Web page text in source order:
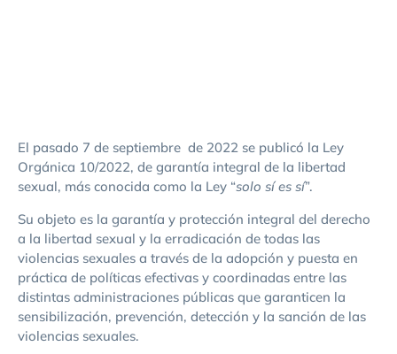
El pasado 7 de septiembre de 2022 se publicó la Ley
Orgánica 10/2022, de garantía integral de la libertad
sexual, más conocida como la Ley “solo sí es sí”.
Su objeto es la garantía y protección integral del derecho
a la libertad sexual y la erradicación de todas las
violencias sexuales a través de la adopción y puesta en
práctica de políticas efectivas y coordinadas entre las
distintas administraciones públicas que garanticen la
sensibilización, prevención, detección y la sanción de las
violencias sexuales.